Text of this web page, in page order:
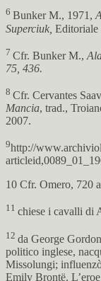
6 Bunker M., 1971,
Superciuk, Editoriale
7 Cfr. Bunker M.,
75, 436.
8 Cfr. Cervantes
Mancia, trad.,
2007.
9http://
10 Cfr. Omero, 720
11 chiese i cavalli di
12 da George
politico inglese,
Missolungi;
Emily Brontë.